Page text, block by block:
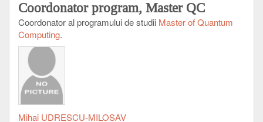
Coordonator program, Master QC
Coordonator al programului de studii Master of Quantum
Computing.
Mihai UDRESCU-MILOSAV